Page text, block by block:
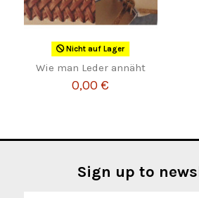
Nicht auf Lager
Wie man Leder annäht
0,00 €
Sign up to